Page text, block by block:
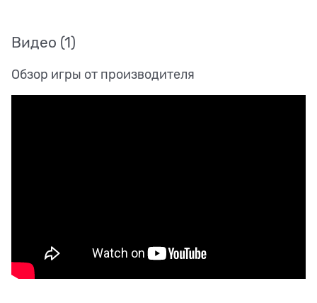
Видео (1)
Обзор игры от производителя